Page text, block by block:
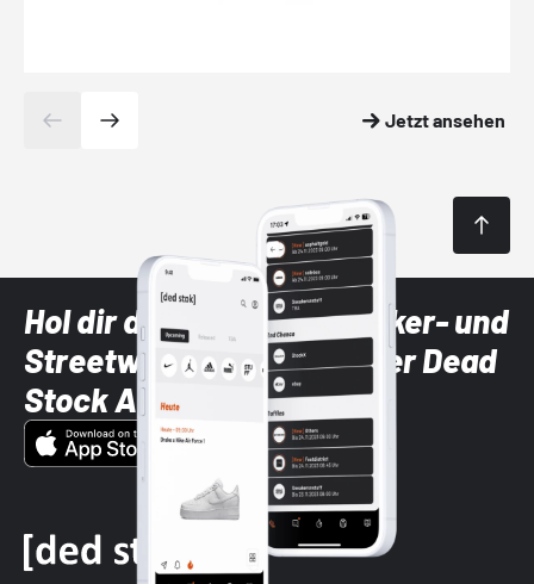
Jetzt ansehen
Hol dir die neuesten Sneaker- und
Streetwear-Brands mit der Dead
Stock App